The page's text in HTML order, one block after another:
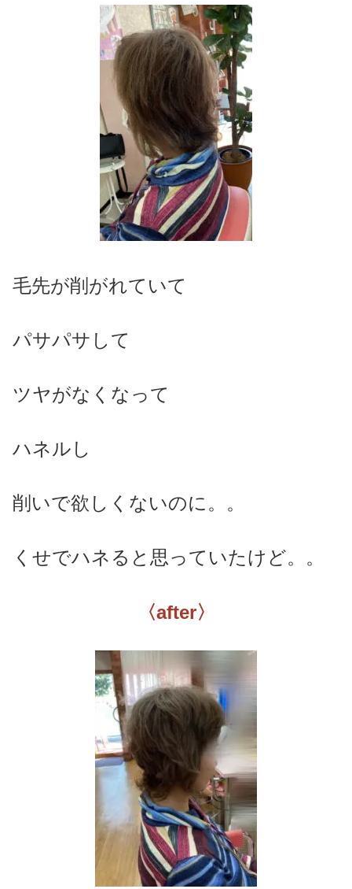
毛先が削がれていて
パサパサして
ツヤがなくなって
ハネルし
削いで欲しくないのに。。
くせでハネると思っていたけど。。
〈after〉